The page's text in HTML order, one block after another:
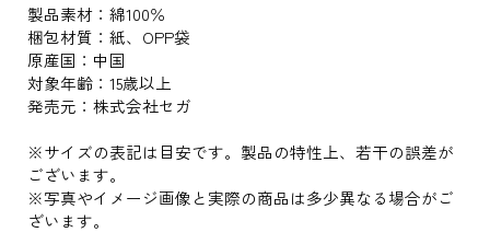
製品素材：綿100％
梱包材質：紙、OPP袋
原産国：中国
対象年齢：15歳以上
発売元：株式会社セガ
※サイズの表記は目安です。製品の特性上、若干の誤差が
ございます。
※写真やイメージ画像と実際の商品は多少異なる場合がご
ざいます。